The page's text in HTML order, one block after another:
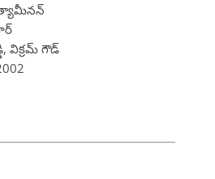
విక్రమ్ గౌడ్